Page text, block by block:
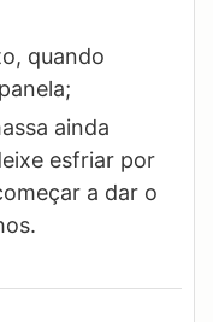
quando
ainda
esfriar por
a dar o